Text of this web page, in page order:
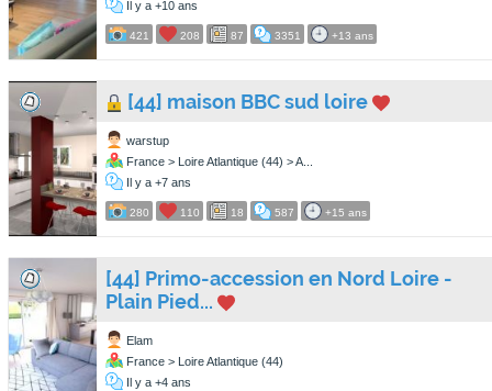
Il y a +10 ans
421 208 87 3351 +13 ans
[44] maison BBC sud loire
warstup
France > Loire Atlantique (44) > A...
Il y a +7 ans
280 110 18 587 +15 ans
[44] Primo-accession en Nord Loire -
Plain Pied...
Elam
France > Loire Atlantique (44)
Il y a +4 ans